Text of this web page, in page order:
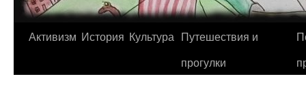
Активизм История Культура Путешествия и
прогулки